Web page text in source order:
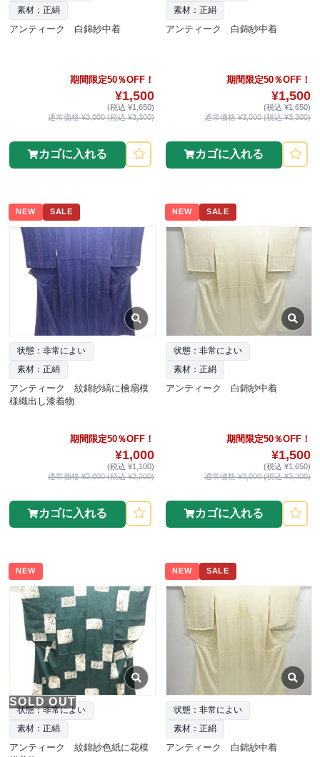
素材：正絹
アンティーク 白錦紗中着
期間限定50％OFF！
¥1,500
(税込 ¥1,650)
通常価格 ¥3,000 (税込 ¥3,300)
カゴに入れる
素材：正絹
アンティーク 白錦紗中着
期間限定50％OFF！
¥1,500
(税込 ¥1,650)
通常価格 ¥3,000 (税込 ¥3,300)
カゴに入れる
NEW SALE
状態：非常によい
素材：正絹
アンティーク 紋錦紗縞に檜扇模
様織出し漆着物
期間限定50％OFF！
¥1,000
(税込 ¥1,100)
通常価格 ¥2,000 (税込 ¥2,200)
カゴに入れる
NEW SALE
状態：非常によい
素材：正絹
アンティーク 白錦紗中着
期間限定50％OFF！
¥1,500
(税込 ¥1,650)
通常価格 ¥3,000 (税込 ¥3,300)
カゴに入れる
NEW
SOLD OUT
状態：非常によい
素材：正絹
アンティーク 紋錦紗色紙に花模
NEW SALE
状態：非常によい
素材：正絹
アンティーク 白錦紗中着